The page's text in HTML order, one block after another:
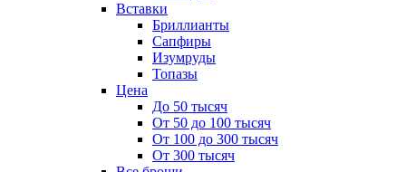
Вставки
Бриллианты
Сапфиры
Изумруды
Топазы
Цена
До 50 тысяч
От 50 до 100 тысяч
От 100 до 300 тысяч
От 300 тысяч